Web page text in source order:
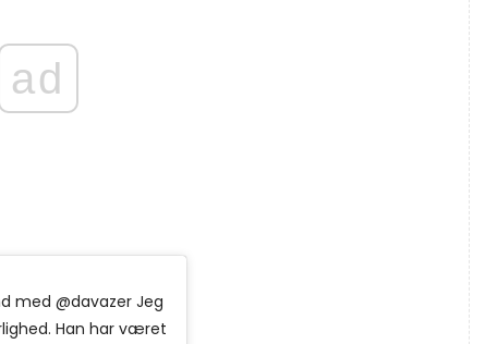
ad
med @davazer Jeg
Han har været